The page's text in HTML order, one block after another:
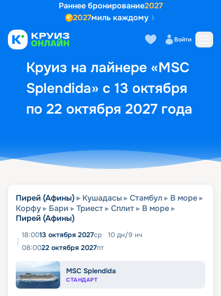
Раннее бронирование2027
2027миль каждому
Войти
Круиз на лайнере «MSC
Splendida» с 13 октября
по 22 октября 2027 года
Выбор кают Маршрут и
Пирей (Афины) Кушадасы Стамбул
В море
Корфу
Бари Триест Сплит
В море
Пирей (Афины)
18:0013 октября 2027ср 10 дн/9 нч
08:0022 октября 2027пт
MSC Splendida
СТАНДАРТ